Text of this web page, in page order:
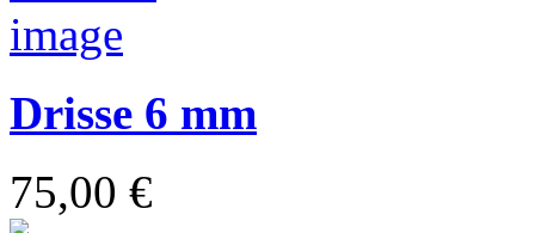
Drisse 6 mm
75,00 €